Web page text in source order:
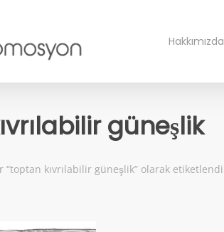
Hakkımızda
güneşlik
“toptan kıvrılabilir güneşlik” olarak etiketlendi